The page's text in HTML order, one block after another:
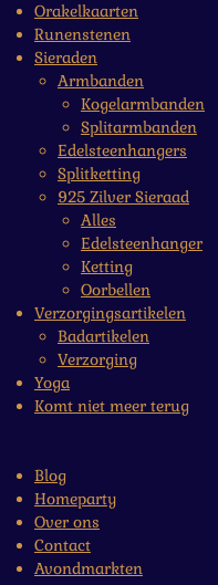
Orakelkaarten
Runenstenen
Sieraden
Armbanden
Kogelarmbanden
Splitarmbanden
Edelsteenhangers
Splitketting
925 Zilver Sieraad
Alles
Edelsteenhanger
Ketting
Oorbellen
Verzorgingsartikelen
Badartikelen
Verzorging
Yoga
Komt niet meer terug
Blog
Homeparty
Over ons
Contact
Avondmarkten